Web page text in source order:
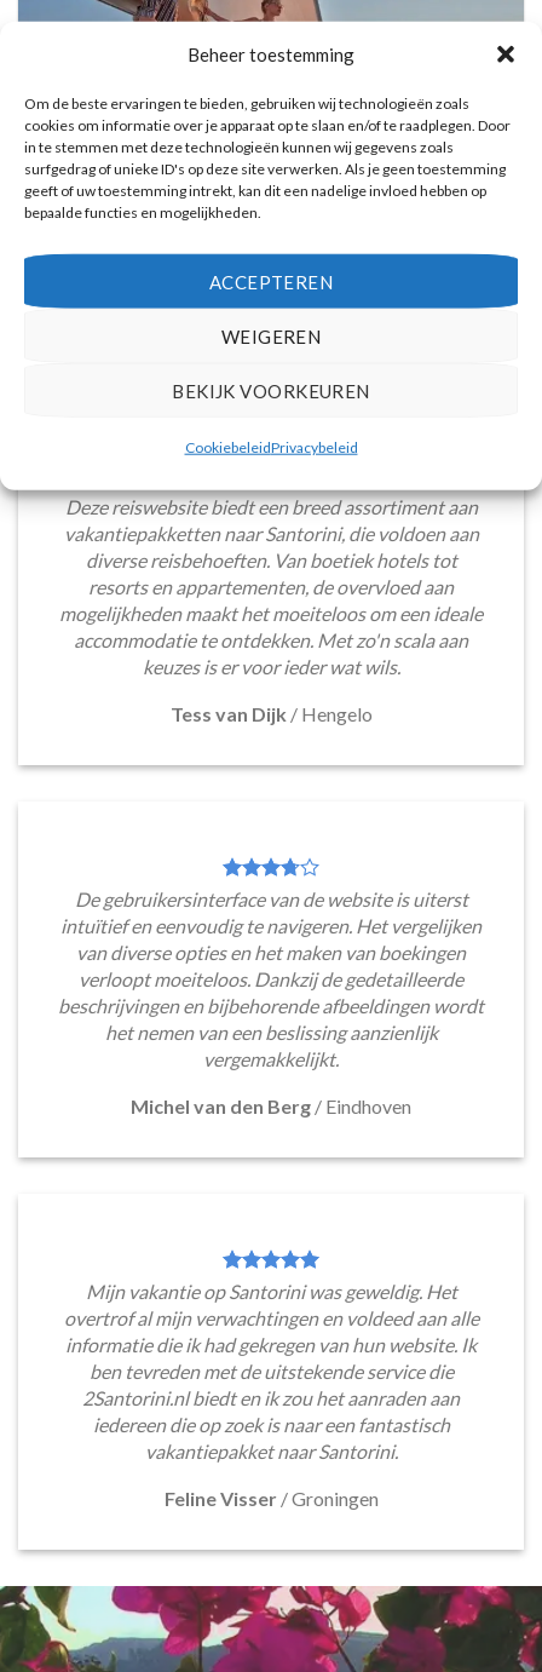
Beheer toestemming
Om de beste ervaringen te bieden, gebruiken wij technologieën zoals
cookies om informatie over je apparaat op te slaan en/of te raadplegen. Door
in te stemmen met deze technologieën kunnen wij gegevens zoals
surfgedrag of unieke ID's op deze site verwerken. Als je geen toestemming
geeft of uw toestemming intrekt, kan dit een nadelige invloed hebben op
bepaalde functies en mogelijkheden.
ACCEPTEREN
WEIGEREN
BEKIJK VOORKEUREN
CookiebeleidPrivacybeleid
Deze reiswebsite biedt een breed assortiment aan
vakantiepakketten naar Santorini, die voldoen aan
diverse reisbehoeften. Van boetiek hotels tot
resorts en appartementen, de overvloed aan
mogelijkheden maakt het moeiteloos om een ideale
accommodatie te ontdekken. Met zo'n scala aan
keuzes is er voor ieder wat wils.
Tess van Dijk / Hengelo
De gebruikersinterface van de website is uiterst
intuïtief en eenvoudig te navigeren. Het vergelijken
van diverse opties en het maken van boekingen
verloopt moeiteloos. Dankzij de gedetailleerde
beschrijvingen en bijbehorende afbeeldingen wordt
het nemen van een beslissing aanzienlijk
vergemakkelijkt.
Michel van den Berg / Eindhoven
Mijn vakantie op Santorini was geweldig. Het
overtrof al mijn verwachtingen en voldeed aan alle
informatie die ik had gekregen van hun website. Ik
ben tevreden met de uitstekende service die
2Santorini.nl biedt en ik zou het aanraden aan
iedereen die op zoek is naar een fantastisch
vakantiepakket naar Santorini.
Feline Visser /Groningen